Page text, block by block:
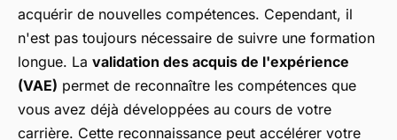
acquérir de nouvelles compétences. Cependant, il
n'est pas toujours nécessaire de suivre une formation
longue. La validation des acquis de l'expérience
(VAE) permet de reconnaître les compétences que
vous avez déjà développées au cours de votre
carrière. Cette reconnaissance peut accélérer votre